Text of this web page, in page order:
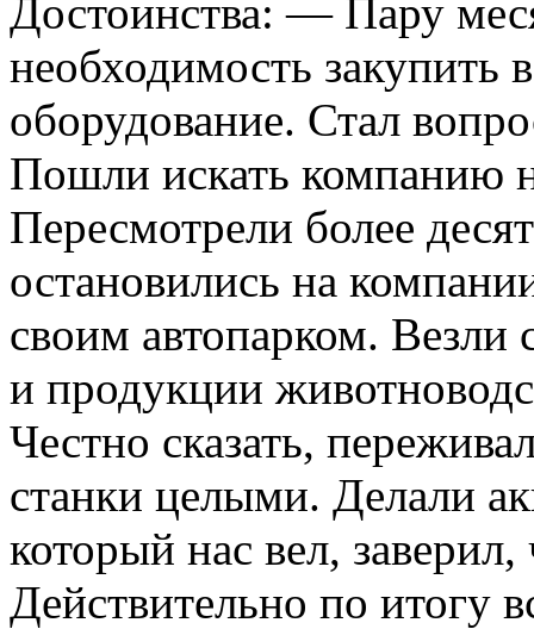
Достоинства: — Пару
необходимость закупить
оборудование. Стал
Пошли искать компанию
Пересмотрели более
остановились на
своим автопарком. Везли
и продукции
Честно сказать,
станки целыми. Делали
который нас вел, заверил,
Действительно по итогу